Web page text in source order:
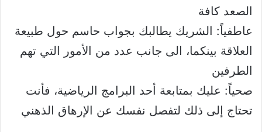
الصعد كافة
عاطفياً: الشريك يطالبك بجواب حاسم حول طبيعة
العلاقة بينكما، الى جانب عدد من الأمور التي تهم
الطرفين
صحياً: عليك بمتابعة أحد البرامج الرياضية، فأنت
تحتاج إلى ذلك لتفصل نفسك عن الإرهاق الذهني